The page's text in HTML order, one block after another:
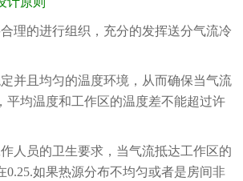
的进行组织，充分的发挥送分气流冷
且均匀的温度环境，从而确保当气流
平均温度和工作区的温度差不能超过许
员的卫生要求，当气流抵达工作区的
0.25.如果热源分布不均匀或者是房间非